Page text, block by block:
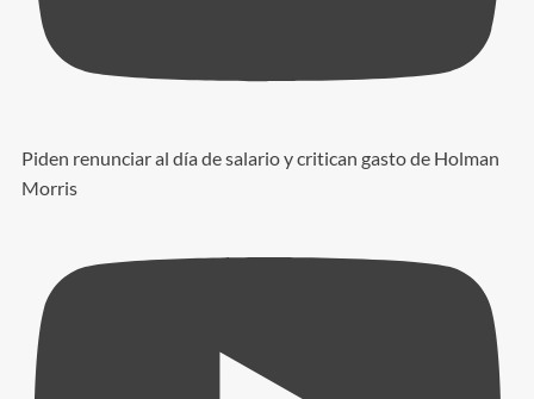
Piden renunciar al día de salario y critican gasto de Holman
Morris